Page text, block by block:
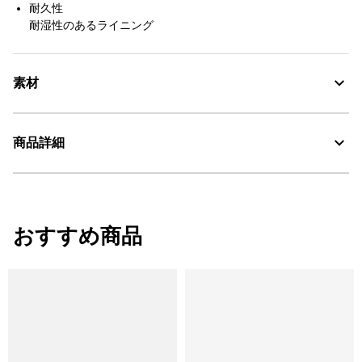
耐久性
耐湿性のあるライニング
素材
サステナブルレザー、ラバー
AIGLE for tomorrow
商品詳細
・原産国：ポルトガル
・素材：アッパー:フルグレインレザー牛革100%、裏地:豚床革、アウト
おすすめ商品